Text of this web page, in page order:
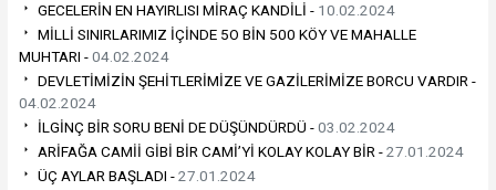
GECELERİN EN HAYIRLISI MİRAÇ KANDİLİ - 10.02.2024
MİLLİ SINIRLARIMIZ İÇİNDE 5O BİN 500 KÖY VE MAHALLE
MUHTARI -04.02.2024
DEVLETİMİZİN ŞEHİTLERİMİZE VE GAZİLERİMİZE BORCU VARDIR -
04.02.2024
İLGİNÇ BİR SORU BENİ DE DÜŞÜNDÜRDÜ -03.02.2024
ARİFAĞA CAMİİ GİBİ BİR CAMİ’Yİ KOLAY KOLAY BİR -27.01.2024
ÜÇ AYLAR BAŞLADI -27.01.2024